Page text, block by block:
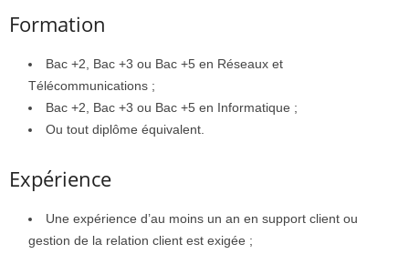
Formation
Bac +2, Bac +3 ou Bac +5 en Réseaux et
Télécommunications ;
Bac +2, Bac +3 ou Bac +5 en Informatique ;
Ou tout diplôme équivalent.
Expérience
Une expérience d’au moins un an en support client ou
gestion de la relation client est exigée ;